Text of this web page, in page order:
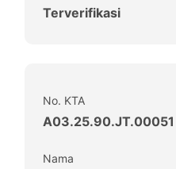
Terverifikasi
No. KTA
A03.25.90.JT.00051
Nama